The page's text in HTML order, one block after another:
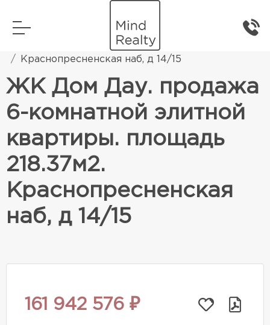
Элитная жилая недвижимость
Краснопресненская наб, д 14/15
ЖК Дом Дау. продажа
6-комнатной элитной
квартиры. площадь
218.37м2.
Краснопресненская
наб, д 14/15
161 942 576 ₽